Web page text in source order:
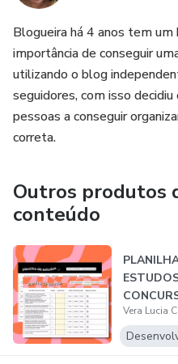
07. Quais são os melhores
08. Como conseguir que as
Além de bônus importantes
essa jornada.
Blogueira há 4 anos tem
importância de conseguir
utilizando o blog
seguidores, com isso
pessoas a conseguir
correta.
Outros produtos
conteúdo
BANCO